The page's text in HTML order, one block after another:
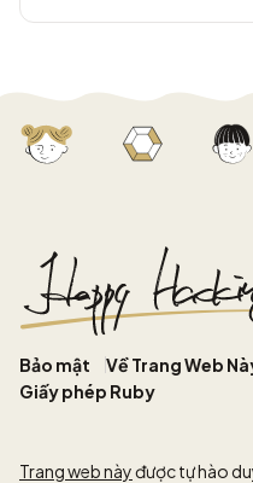
Bảo mật Về Trang Web
Giấy phép Ruby
Trang web nàyđược tự hào